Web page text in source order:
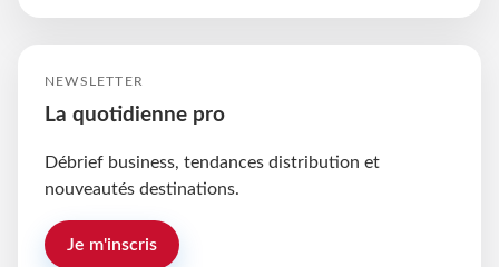
NEWSLETTER
La quotidienne pro
Débrief business, tendances distribution et
nouveautés destinations.
Je m'inscris